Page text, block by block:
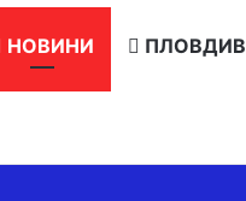
НОВИНИ ПЛОВДИВ